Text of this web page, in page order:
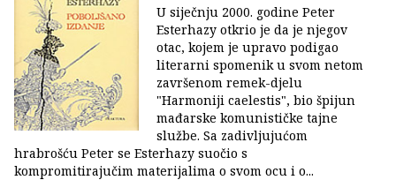
U siječnju 2000. godine Peter
Esterhazy otkrio je da je njegov
otac, kojem je upravo podigao
literarni spomenik u svom netom
završenom remek-djelu
"Harmoniji caelestis", bio špijun
mađarske komunističke tajne
službe. Sa zadivljujućom
hrabrošću Peter se Esterhazy suočio s
kompromitirajučim materijalima o svom ocu i o...